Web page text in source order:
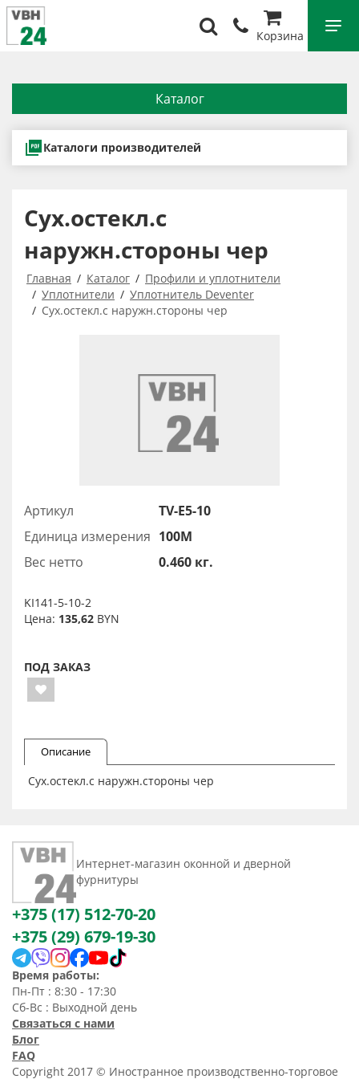
Корзина
Каталог
Каталоги производителей
Сух.остекл.с
наружн.стороны чер
Главная Каталог
Профили и уплотнители
Уплотнители
Уплотнитель Deventer
Сух.остекл.с наружн.стороны чер
Артикул
TV-E5-10
Единица измерения 100М
Вес нетто
0.460 кг.
KI141-5-10-2
Цена: 135,62 BYN
ПОД ЗАКАЗ
Описание
Сух.остекл.с наружн.стороны чер
Интернет-магазин оконной и дверной
фурнитуры
+375 (17) 512-70-20
+375 (29) 679-19-30
Время работы:
Пн-Пт : 8:30 - 17:30
Сб-Вс : Выходной день
Связаться с нами
Блог
FAQ
Copyright 2017 © Иностранное производственно-торговое